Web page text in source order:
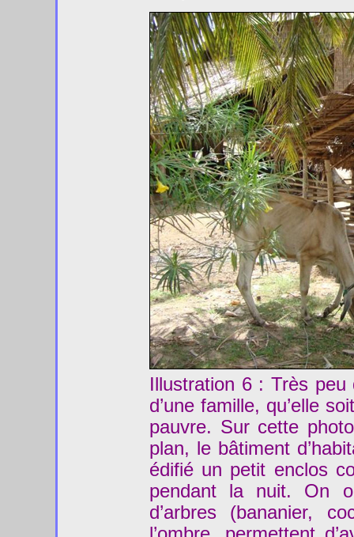
Illustration 6 : Très
d’une famille, qu’elle
pauvre. Sur cette
plan, le bâtiment
édifié un petit enclos
pendant la nuit. On
d’arbres (bananier,